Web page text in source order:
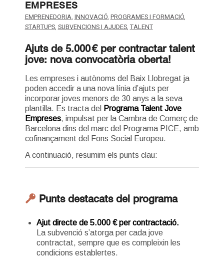
EMPRESES
EMPRENEDORIA, INNOVACIÓ, PROGRAMES I FORMACIÓ,
STARTUPS, SUBVENCIONS I AJUDES, TALENT
Ajuts de 5.000 € per contractar talent
jove: nova convocatòria oberta!
Les empreses i autònoms del Baix Llobregat ja
poden accedir a una nova línia d’ajuts per
incorporar joves menors de 30 anys a la seva
plantilla. Es tracta del Programa Talent Jove
Empreses, impulsat per la Cambra de Comerç de
Barcelona dins del marc del Programa PICE, amb
cofinançament del Fons Social Europeu.
A continuació, resumim els punts clau:
Punts destacats del programa
Ajut directe de 5.000 € per contractació.
La subvenció s’atorga per cada jove
contractat, sempre que es compleixin les
condicions establertes.